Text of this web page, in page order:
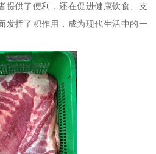
提供了便利，还在促进健康饮食、支
发挥了积作用，成为现代生活中的一